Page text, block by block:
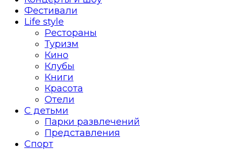
Фестивали
Life style
Рестораны
Туризм
Кино
Клубы
Книги
Красота
Отели
С детьми
Парки развлечений
Представления
Спорт